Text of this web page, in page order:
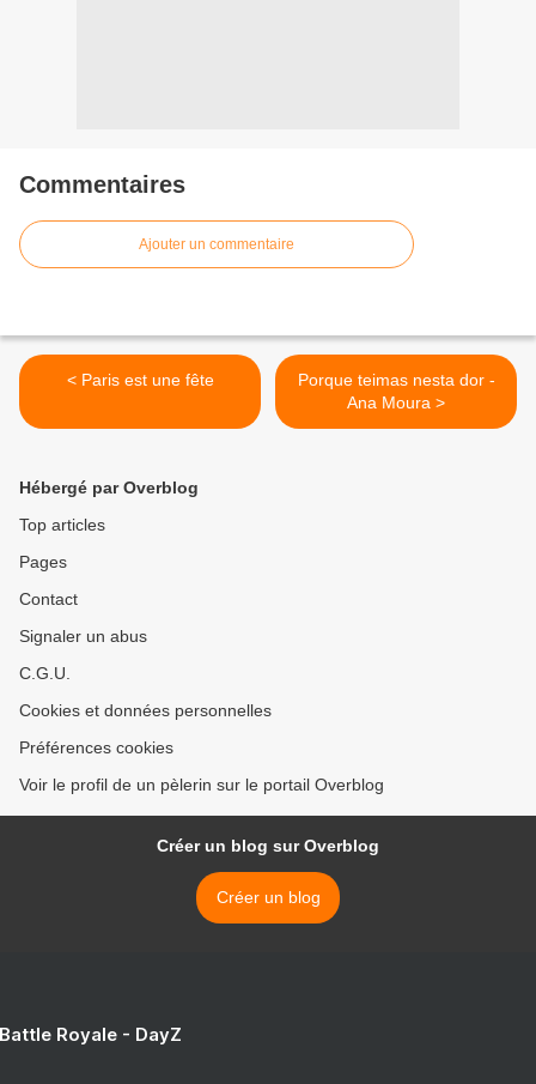
Commentaires
Ajouter un commentaire
< Paris est une fête
Porque teimas nesta dor -
Ana Moura >
Hébergé par Overblog
Top articles
Pages
Contact
Signaler un abus
C.G.U.
Cookies et données personnelles
Préférences cookies
Voir le profil de un pèlerin sur le portail Overblog
Créer un blog sur Overblog
Créer un blog
Royale - DayZ